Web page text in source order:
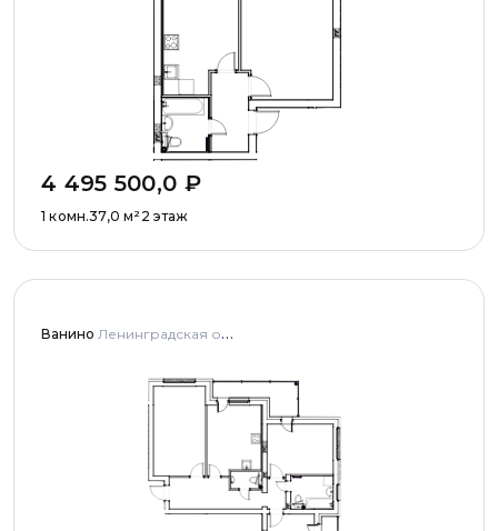
4 495 500,0 ₽
1 комн.37,0 м²2 этаж
Ванино Ленинградская область, Ломоносовский муниципальный район, Низинское сельское поселение, деревня Узигонты, улица Прибалтийская, дома 4, 5 и улица Олимпийская, дом 5